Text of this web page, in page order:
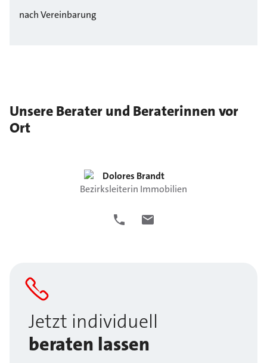
nach Vereinbarung
Unsere Berater und Beraterinnen vor
Ort
Dolores Brandt
Bezirksleiterin Immobilien
Jetzt individuell
beraten lassen